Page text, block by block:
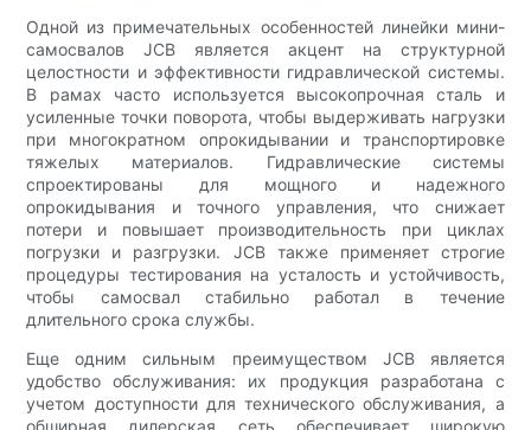
Одной из примечательных особенностей линейки мини-
самосвалов JCB является акцент на структурной
целостности и эффективности гидравлической системы.
В рамах часто используется высокопрочная сталь и
усиленные точки поворота, чтобы выдерживать нагрузки
при многократном опрокидывании и транспортировке
тяжелых материалов. Гидравлические системы
спроектированы для мощного и надежного
опрокидывания и точного управления, что снижает
потери и повышает производительность при циклах
погрузки и разгрузки. JCB также применяет строгие
процедуры тестирования на усталость и устойчивость,
чтобы самосвал стабильно работал в течение
длительного срока службы.
Еще одним сильным преимуществом JCB является
удобство обслуживания: их продукция разработана с
учетом доступности для технического обслуживания, а